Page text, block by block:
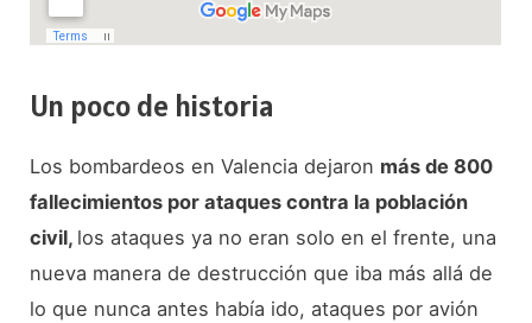
Un poco de historia
Los bombardeos en Valencia dejaron más de 800
fallecimientos por ataques contra la población
civil, los ataques ya no eran solo en el frente, una
nueva manera de destrucción que iba más allá de
lo que nunca antes había ido, ataques por avión